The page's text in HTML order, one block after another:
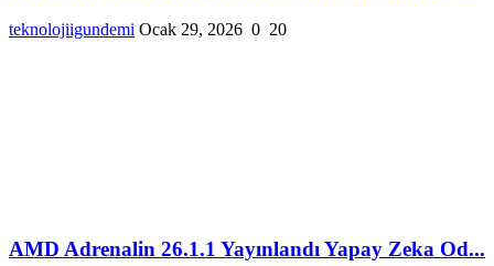
teknolojiigundemi Ocak 29, 2026 0 20
AMD Adrenalin 26.1.1 Yayınlandı Yapay Zeka Od...